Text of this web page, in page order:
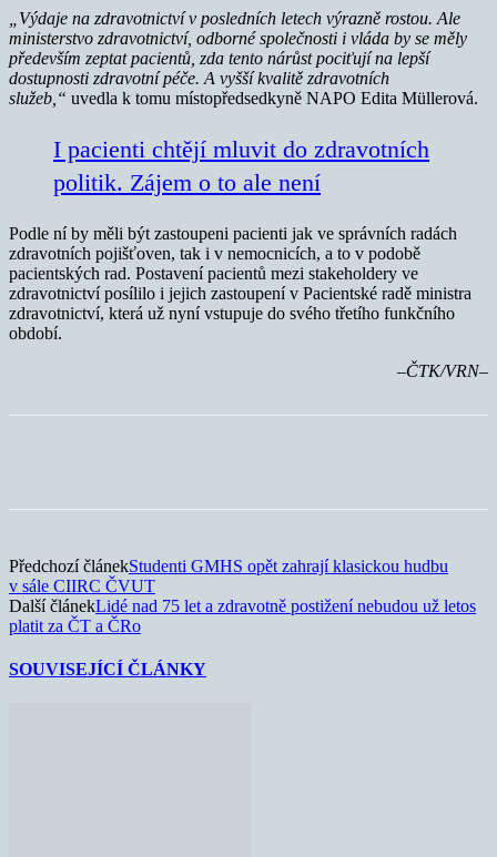
„Výdaje na zdravotnictví v posledních letech výrazně rostou. Ale
ministerstvo zdravotnictví, odborné společnosti i vláda by se měly
především zeptat pacientů, zda tento nárůst pociťují na lepší
dostupnosti zdravotní péče. A vyšší kvalitě zdravotních
služeb,“ uvedla k tomu místopředsedkyně NAPO Edita Müllerová.
I pacienti chtějí mluvit do zdravotních
politik. Zájem o to ale není
Podle ní by měli být zastoupeni pacienti jak ve správních radách
zdravotních pojišťoven, tak i v nemocnicích, a to v podobě
pacientských rad. Postavení pacientů mezi stakeholdery ve
zdravotnictví posílilo i jejich zastoupení v Pacientské radě ministra
zdravotnictví, která už nyní vstupuje do svého třetího funkčního
období.
–ČTK/VRN–
Předchozí článekStudenti GMHS opět zahrají klasickou hudbu
v sále CIIRC ČVUT
Další článekLidé nad 75 let a zdravotně postižení nebudou už letos
platit za ČT a ČRo
SOUVISEJÍCÍ ČLÁNKY